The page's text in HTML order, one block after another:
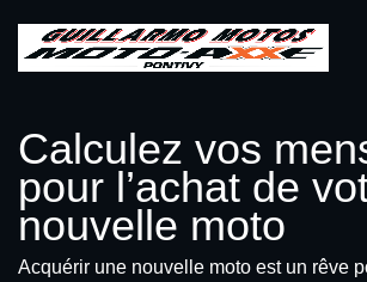
Calculez vos
pour l’achat de
nouvelle moto
Acquérir une nouvelle moto est un rêve